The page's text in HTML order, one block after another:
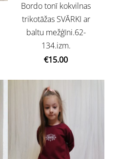
Bordo tonī kokvilnas
trikotāžas SVĀRKI ar
baltu mežģīni.62-
134.izm.
€15.00